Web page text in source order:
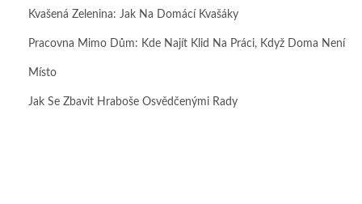
Kvašená Zelenina: Jak Na Domácí Kvašáky
Pracovna Mimo Dům: Kde Najít Klid Na Práci, Když Doma Není
Místo
Jak Se Zbavit Hraboše Osvědčenými Rady